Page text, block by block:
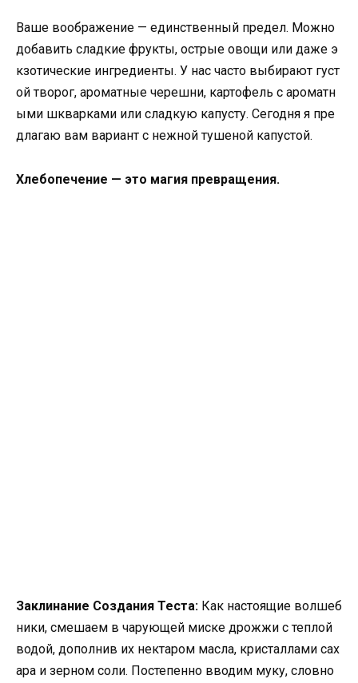
Ваше воображение — единственный предел. Можно
добавить сладкие фрукты, острые овощи или даже э
кзотические ингредиенты. У нас часто выбирают густ
ой творог, ароматные черешни, картофель с ароматн
ыми шкварками или сладкую капусту. Сегодня я пре
длагаю вам вариант с нежной тушеной капустой.
Хлебопечение — это магия превращения.
Заклинание Создания Теста: Как настоящие волшеб
ники, смешаем в чарующей миске дрожжи с теплой
водой, дополнив их нектаром масла, кристаллами сах
ара и зерном соли. Постепенно вводим муку, словно